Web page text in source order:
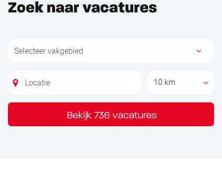
Zoek naar vacatures
10 km
Bekijk 736 vacatures